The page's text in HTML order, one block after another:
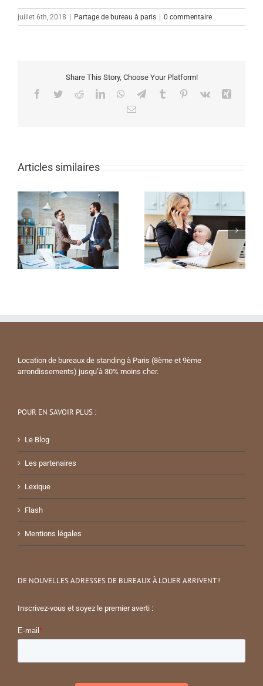
juillet 6th, 2018 Partage de bureau à paris 0 commentaire
Share This Story, Choose Your Platform!
Facebook
TwitterRedditLinkedInWhatsApp
TelegramTumblr Pinterest
Vk
Email
Articles similaires
Location de bureaux de standing à Paris (8ème et 9ème
arrondissements) jusqu’à 30% moins cher.
POUR EN SAVOIR PLUS :
Le Blog
Les partenaires
Lexique
Flash
Mentions légales
DE NOUVELLES ADRESSES DE BUREAUX À LOUER ARRIVENT !
Inscrivez-vous et soyez le premier averti :